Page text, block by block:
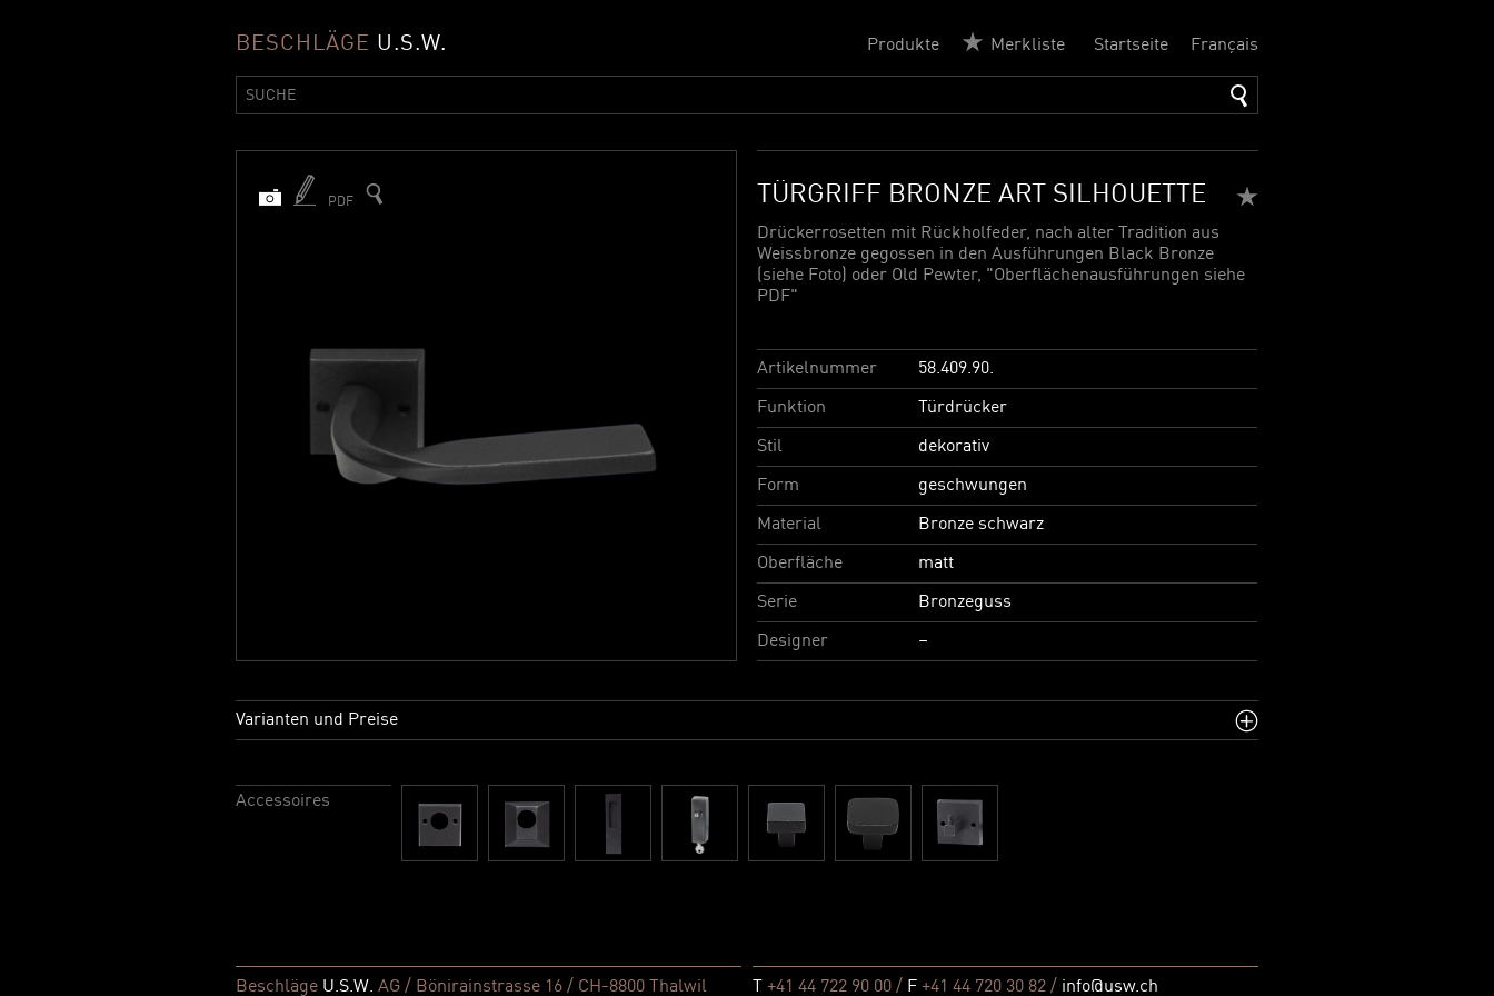
Français
Startseite
Merkliste
Produkte
BESCHLÄGE U.S.W.
PDF TÜRGRIFF BRONZE ART SILHOUETTE
Drückerrosetten mit Rückholfeder, nach alter Tradition aus
Weissbronze gegossen in den Ausführungen Black Bronze
(siehe Foto) oder Old Pewter, "Oberflächenausführungen siehe
PDF"
Artikelnummer 58.409.90.
Funktion Türdrücker
Stil dekorativ
Form geschwungen
Material Bronze schwarz
Oberfläche matt
Serie Bronzeguss
Designer –
Varianten und Preise
Accessoires
Beschläge U.S.W. AG / Bönirainstrasse 16 / CH-8800 Thalwil +41 44 722 90 00 / F +41 44 720 30 82 / info@usw.ch